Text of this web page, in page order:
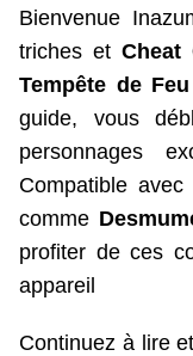
Bienvenue
triches et Cheat
Tempête de
guide, vous
personnages
Compatible avec
comme
profiter de ces
appareil
Continuez à lire